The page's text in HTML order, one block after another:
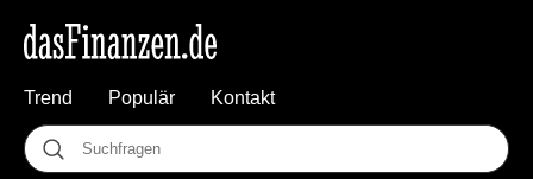
Trend Populär Kontakt